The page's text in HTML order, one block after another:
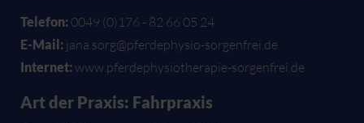
Telefon: 0049 (0)176 - 82 66 05 24
E-Mail: jana.sorg@pferdephysio-sorgenfrei.de
Internet:www.pferdephysiotherapie-sorgenfrei.de
Art der Praxis: Fahrpraxis